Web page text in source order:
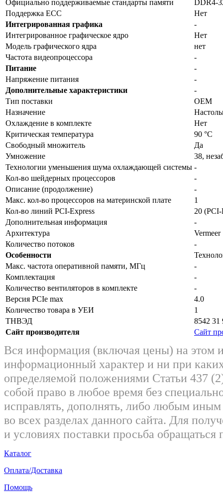
Официально поддерживаемые стандарты памяти
DDR4-
Поддержка ECC
Нет
Интегрированная графика
-
Интегрированное графическое ядро
Нет
Модель графического ядра
нет
Частота видеопроцессора
-
Питание
-
Напряжение питания
-
Дополнительные характеристики
-
Тип поставки
OEM
Назначение
Охлаждение в комплекте
Нет
Критическая температура
90 °C
Свободный множитель
Да
Умножение
38,
Технологии уменьшения шума охлаждающей системы -
Кол-во шейдерных процессоров
-
Описание (продолжение)
-
Макс. кол-во процессоров на материнской плате
1
Кол-во линий PCI-Express
20
Дополнительная информация
-
Архитектура
Vermeer
Количество потоков
-
Особенности
Макс. частота оперативной памяти, МГц
-
Комплектация
-
Количество вентиляторов в комплекте
-
Версия PCIe max
4.0
Количество товара в УЕИ
1
ТНВЭД
8542 31
Сайт производителя
Сайт
Вся информация (включая цены) на этом
информационный характер и ни при
определяемой положениями Статьи 437
собой право в любое время без
исправлять, дополнять, либо любым
во всех разделах данного сайта. Для
и условиях поставки просьба
Каталог
Оплата/Доставка
Помощь